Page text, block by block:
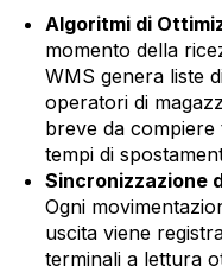
Algoritmi di
momento della
WMS genera liste
operatori di
breve da
tempi di
Sincronizzazione
Ogni
uscita viene
terminali a lettura